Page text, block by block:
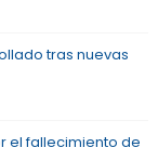
tras nuevas
el fallecimiento de